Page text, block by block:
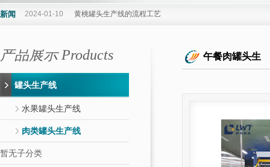
新闻 2024-01-10 黄桃罐头生产线的流程工艺
产品展示 Products
罐头生产线
水果罐头生产线
肉类罐头生产线
暂无子分类
午餐肉罐头生